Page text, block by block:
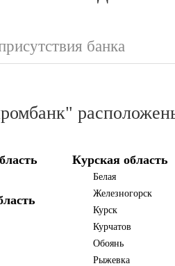
банка
Курская область
Белая
Железногорск
Курск
Курчатов
Обоянь
Рыжевка